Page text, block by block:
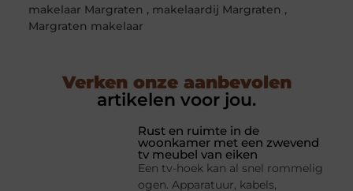
makelaar Margraten , makelaardij Margraten ,
Margraten makelaar
Verken onze aanbevolen
artikelen voor jou.
Rust en ruimte in de
woonkamer met een zwevend
tv meubel van eiken
Een tv-hoek kan al snel rommelig
ogen. Apparatuur, kabels,